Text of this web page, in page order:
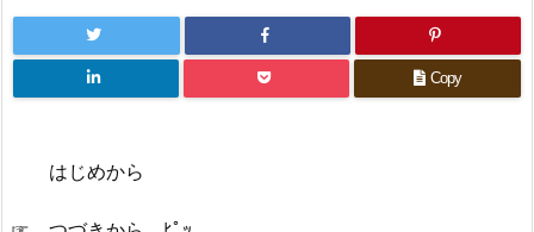
Copy
はじめから